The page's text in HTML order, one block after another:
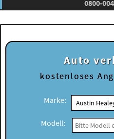
0800-
Auto
kostenloses
Marke:
Modell: